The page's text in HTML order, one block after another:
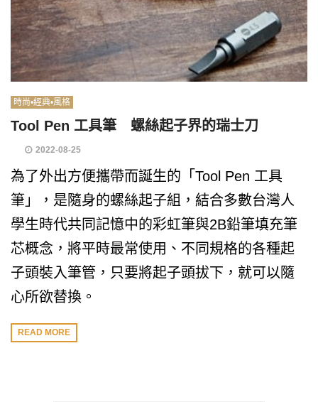
時尚•經典•風格
Tool Pen 工具筆 螺絲起子界的瑞士刀
2022-08-25
為了外出方便攜帶而誕生的「Tool Pen 工具
筆」，是隨身的螺絲起子組，結合多數台灣人
學生時代共同記憶中的彩虹筆與2B鉛筆填充筆
芯概念，將平時最常使用、不同規格的各種起
子頭裝入筆管，只要將起子頭拔下，就可以隨
心所欲替換。
READ MORE